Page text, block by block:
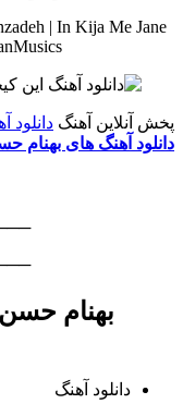
| In Kija Me Jane
پخش آنلاین آهنگ دانلود
دانلود آهنگ های بهنام
بهنام حسن
دانلود آهنگ